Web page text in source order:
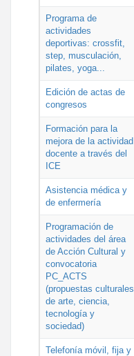
Programa de
actividades
deportivas: crossfit,
step, musculación,
pilates, yoga...
Edición de actas de
congresos
Formación para la
mejora de la actividad
docente a través del
ICE
Asistencia médica y
de enfermería
Programación de
actividades del área
de Acción Cultural y
convocatoria
PC_ACTS
(propuestas culturales
de arte, ciencia,
tecnología y
sociedad)
Telefonía móvil, fija y